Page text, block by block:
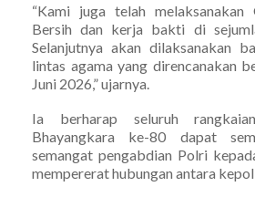
“Kami juga telah melaksanakan
Bersih dan kerja bakti di
Selanjutnya akan dilaksanakan
lintas agama yang direncanakan
Juni 2026,” ujarnya.
Ia berharap seluruh
Bhayangkara ke-80 dapat
semangat pengabdian Polri
mempererat hubungan antara